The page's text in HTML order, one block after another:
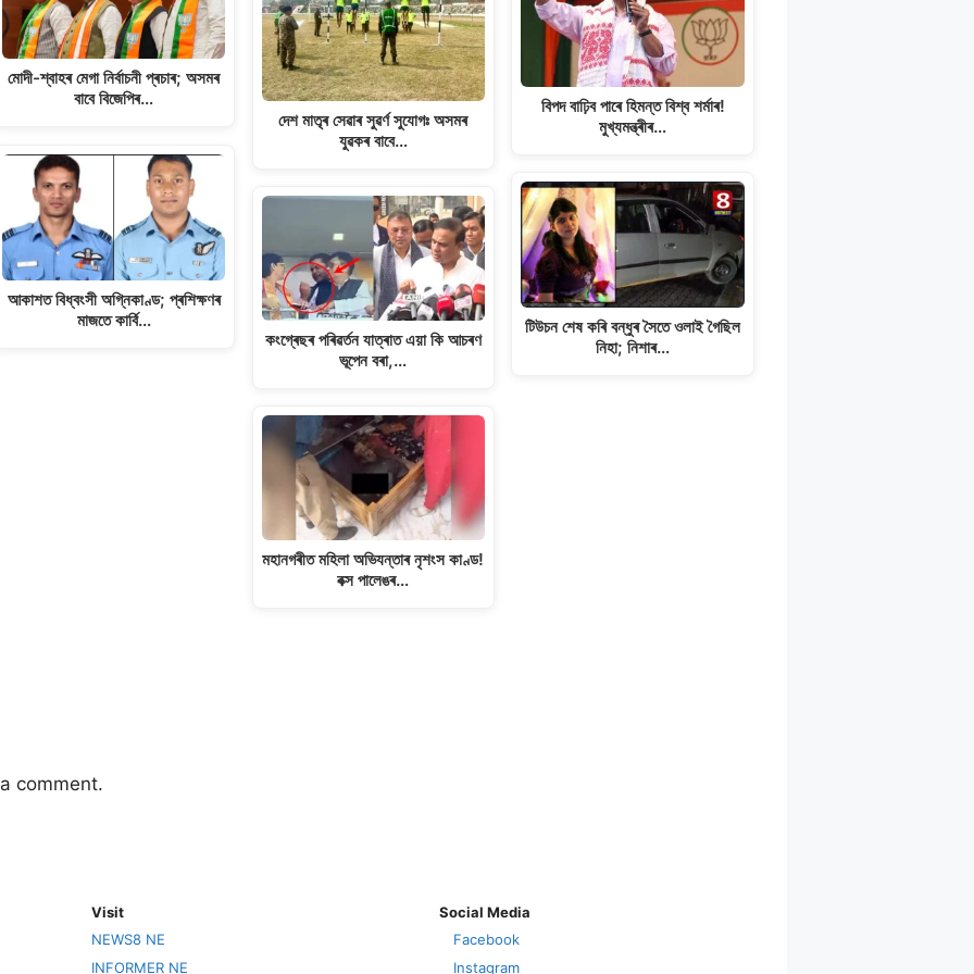
মোদী-শ্বাহৰ মেগা নিৰ্বাচনী প্ৰচাৰ; অসমৰ
বাবে বিজেপিৰ…
আকাশত বিধ্বংসী অগ্নিকাণ্ড; প্ৰশিক্ষণৰ
মাজতে কাৰ্বি…
দেশ মাতৃৰ সেৱাৰ সুৱৰ্ণ সুযোগঃ অসমৰ
যুৱকৰ বাবে…
কংগ্ৰেছৰ পৰিৱৰ্তন যাত্ৰাত এয়া কি আচৰণ
ভূপেন বৰা,…
মহানগৰীত মহিলা অভিযন্তাৰ নৃশংস কাণ্ড!
বক্স পালেঙৰ…
বিপদ বাঢ়িব পাৰে হিমন্ত বিশ্ব শৰ্মাৰ!
মুখ্যমন্ত্ৰীৰ…
টিউচন শেষ কৰি বন্ধুৰ সৈতে ওলাই গৈছিল
নিহা; নিশাৰ…
comment.
Visit
NEWS8 NE
INFORMER NE
Social Media
Facebook
Instagram